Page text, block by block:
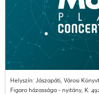
Helyszín: Jászapáti, Városi
Figaro házassága - nyitány, K.